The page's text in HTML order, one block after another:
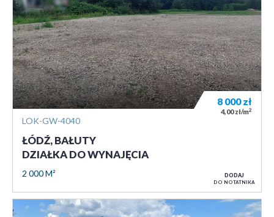
LOK-GW-4040
ŁÓDŹ, BAŁUTY
DZIAŁKA DO WYNAJĘCIA
2 000 M²
8 000zł
4,00 zł/m2
DODAJ
DO NOTATNIKA